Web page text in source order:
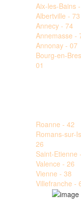
Aix-les-Bains
Albertville - 73
Annecy - 74
Annemasse -
Annonay - 07
Bourg-en-
01
Roanne - 42
Romans-sur-
26
Saint-Etienne
Valence - 26
Vienne - 38
Villefranche -